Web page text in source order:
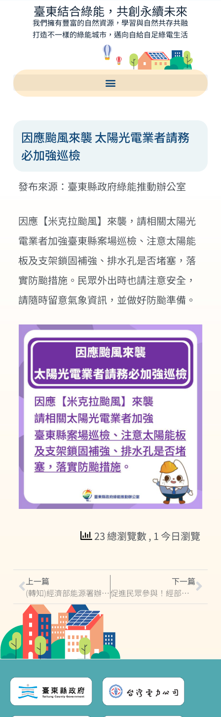
臺東結合綠能，共創永續未來
我們擁有豐富的自然資源，學習與自然共存共融
打造不一樣的綠能城市，邁向自給自足綠電生活
因應颱風來襲 太陽光電業者請務
必加強巡檢
發布來源：臺東縣政府綠能推動辦公室
因應【米克拉颱風】來襲，請相關太陽光
電業者加強臺東縣案場巡檢、注意太陽能
板及支架鎖固補強、排水孔是否堵塞，落
實防颱措施。民眾外出時也請注意安全，
請隨時留意氣象資訊，並做好防颱準備。
23 總瀏覽數, 1 今日瀏覽
上一篇
(轉知)經濟部能源署辦理「傑出多元綠能獎」徵件公告
下一篇
促進民眾參與！經部公告小水力發電示範獎勵辦法 獎勵金上限500萬元